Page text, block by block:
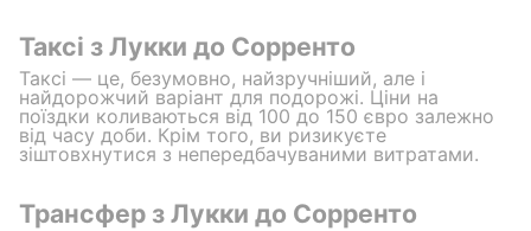
Таксі з Лукки до Сорренто
Таксі — це, безумовно, найзручніший, але і
найдорожчий варіант для подорожі. Ціни на
поїздки коливаються від 100 до 150 євро залежно
від часу доби. Крім того, ви ризикуєте
зіштовхнутися з непередбачуваними витратами.
Трансфер з Лукки до Сорренто